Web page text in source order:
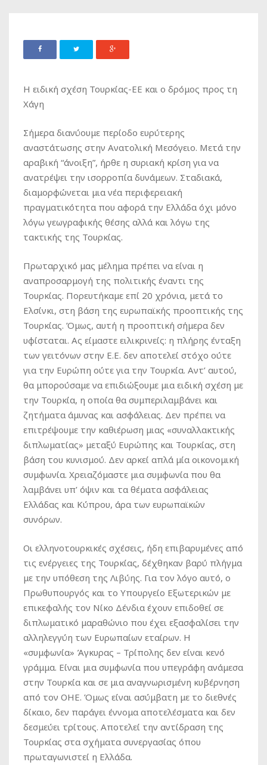
Η ειδική σχέση Τουρκίας-ΕΕ και ο δρόμος προς τη
Χάγη
Σήμερα διανύουμε περίοδο ευρύτερης
αναστάτωσης στην Ανατολική Μεσόγειο. Μετά την
αραβική “άνοιξη”, ήρθε η συριακή κρίση για να
ανατρέψει την ισορροπία δυνάμεων. Σταδιακά,
διαμορφώνεται μια νέα περιφερειακή
πραγματικότητα που αφορά την Ελλάδα όχι μόνο
λόγω γεωγραφικής θέσης αλλά και λόγω της
τακτικής της Τουρκίας.
Πρωταρχικό μας μέλημα πρέπει να είναι η
αναπροσαρμογή της πολιτικής έναντι της
Τουρκίας. Πορευτήκαμε επί 20 χρόνια, μετά το
Ελσίνκι, στη βάση της ευρωπαϊκής προοπτικής της
Τουρκίας. Όμως, αυτή η προοπτική σήμερα δεν
υφίσταται. Ας είμαστε ειλικρινείς: η πλήρης ένταξη
των γειτόνων στην Ε.Ε. δεν αποτελεί στόχο ούτε
για την Ευρώπη ούτε για την Τουρκία. Αντ’ αυτού,
θα μπορούσαμε να επιδιώξουμε μια ειδική σχέση με
την Τουρκία, η οποία θα συμπεριλαμβάνει και
ζητήματα άμυνας και ασφάλειας. Δεν πρέπει να
επιτρέψουμε την καθιέρωση μιας «συναλλακτικής
διπλωματίας» μεταξύ Ευρώπης και Τουρκίας, στη
βάση του κυνισμού. Δεν αρκεί απλά μία οικονομική
συμφωνία. Χρειαζόμαστε μια συμφωνία που θα
λαμβάνει υπ’ όψιν και τα θέματα ασφάλειας
Ελλάδας και Κύπρου, άρα των ευρωπαϊκών
συνόρων.
Οι ελληνοτουρκικές σχέσεις, ήδη επιβαρυμένες από
τις ενέργειες της Τουρκίας, δέχθηκαν βαρύ πλήγμα
με την υπόθεση της Λιβύης. Για τον λόγο αυτό, ο
Πρωθυπουργός και το Υπουργείο Εξωτερικών με
επικεφαλής τον Νίκο Δένδια έχουν επιδοθεί σε
διπλωματικό μαραθώνιο που έχει εξασφαλίσει την
αλληλεγγύη των Ευρωπαίων εταίρων. Η
«συμφωνία» Άγκυρας – Τρίπολης δεν είναι κενό
γράμμα. Είναι μια συμφωνία που υπεγράφη ανάμεσα
στην Τουρκία και σε μια αναγνωρισμένη κυβέρνηση
από τον ΟΗΕ. Όμως είναι ασύμβατη με το διεθνές
δίκαιο, δεν παράγει έννομα αποτελέσματα και δεν
δεσμεύει τρίτους. Αποτελεί την αντίδραση της
Τουρκίας στα σχήματα συνεργασίας όπου
πρωταγωνιστεί η Ελλάδα.